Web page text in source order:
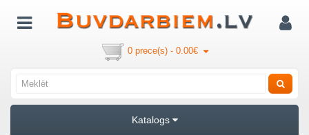
0 prece(s) - 0.00€
Katalogs